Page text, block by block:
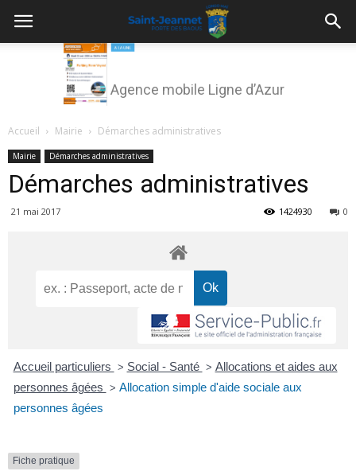
Agence mobile Ligne d’Azur
Accueil Mairie Démarches administratives
Mairie Démarches administratives
Démarches administratives
21 mai 2017 0
1424930
Accueil particuliers > Social - Santé > Allocations et aides aux
personnes âgées > Allocation simple d'aide sociale aux
personnes âgées
Fiche pratique